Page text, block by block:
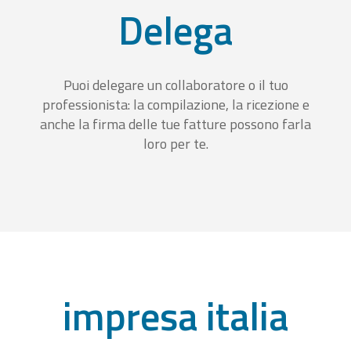
Delega
Puoi delegare un collaboratore o il tuo
professionista: la compilazione, la ricezione e
anche la firma delle tue fatture possono farla
loro per te.
impresa italia